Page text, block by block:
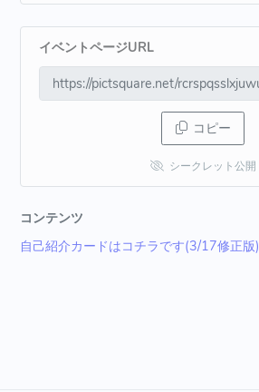
イベントページURL
コピー
シークレット公開
コンテンツ
自己紹介カードはコチラです(3/17修正版)